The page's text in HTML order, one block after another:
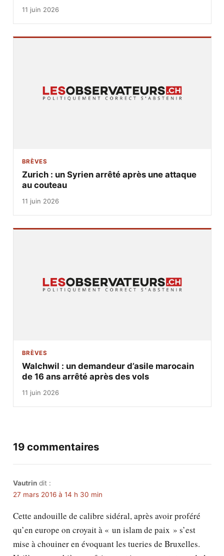
11 juin 2026
BRÈVES
Zurich : un Syrien arrêté après une attaque
au couteau
11 juin 2026
BRÈVES
Walchwil : un demandeur d’asile marocain
de 16 ans arrêté après des vols
11 juin 2026
19 commentaires
Vautrin dit :
27 mars 2016 à 14 h 30 min
Cette andouille de calibre sidéral, après avoir proféré
qu’en europe on croyait à « un islam de paix » s’est
mise à chouiner en évoquant les tueries de Bruxelles.